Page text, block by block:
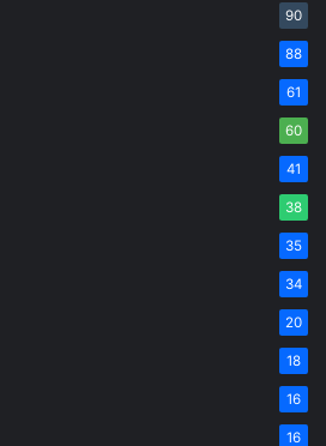
90
88
61
60
41
38
35
34
20
18
16
16